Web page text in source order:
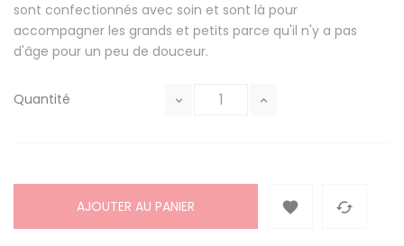
sont confectionnés avec soin et sont là pour
accompagner les grands et petits parce qu'il n'y a pas
d'âge pour un peu de douceur.
Quantité
AJOUTER AU PANIER  